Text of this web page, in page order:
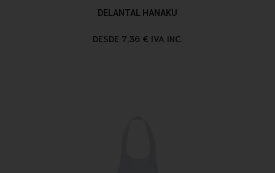
DELANTAL HANAKU
DESDE 7,36 € IVA INC.